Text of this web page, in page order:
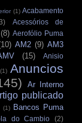
(1) Acabamento
Acessórios de
(8) Aerofólio Puma
AM2 (9) AM3
(15)
Anisio
(1) Anuncios
Ar Interno
publicado
(1)
Bancos Puma
do Cambio (2)